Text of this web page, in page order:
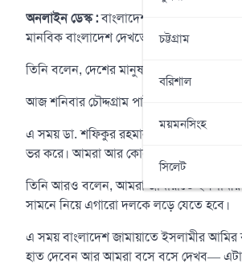
চট্টগ্রাম
বরিশাল
ময়মনসিংহ
সিলেট
অনলাইন ডেস্ক :বাংলাদেশ জামায়াতে
মানবিক বাংলাদেশ দেখতে চাই।
তিনি বলেন, দেশের মানুষ একটি পরিবর্তন
আজ শনিবার চৌদ্দগ্রাম পাইলট হাইস্কুল মাঠে
এ সময় ডা. শফিকুর রহমান বলেন, ১২
ভর করে। আমরা আর কোনো আধিপত্যবাদকে
তিনি আরও বলেন, আমরা জামায়াতে ইসলামীর
সামনে নিয়ে এগারো দলকে লড়ে যেতে হবে।
এ সময় বাংলাদেশ জামায়াতে ইসলামীর
হাত দেবেন আর আমরা বসে বসে দেখব— এটা